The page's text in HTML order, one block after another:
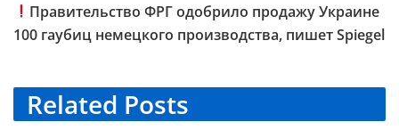
Правительство ФРГ одобрило продажу Украине
100 гаубиц немецкого производства, пишет Spiegel
Related Posts
TELEGRAM KANAL @NEUESAUSRUSSLAND